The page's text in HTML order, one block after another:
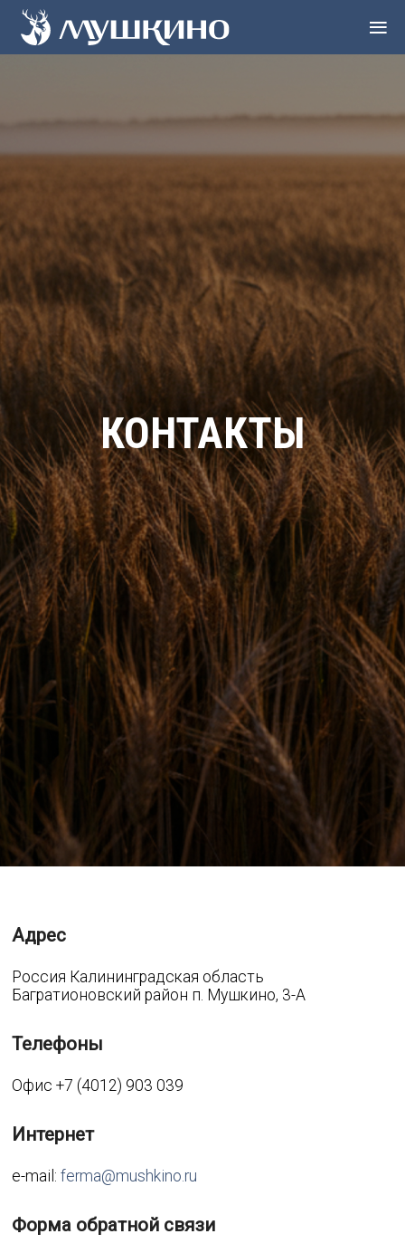
≡
ПРОДУКЦИЯ
DE CN
КОНТАКТЫ
Адрес
Россия Калининградская область
Багратионовский район п. Мушкино, 3-А
Телефоны
Офис +7 (4012) 903 039
Интернет
e-mail:ferma@mushkino.ru
Форма обратной связи